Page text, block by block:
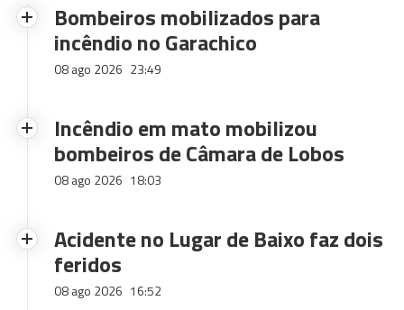
Bombeiros mobilizados para
incêndio no Garachico
08 ago 2026 23:49
Incêndio em mato mobilizou
bombeiros de Câmara de Lobos
08 ago 2026 18:03
Acidente no Lugar de Baixo faz dois
feridos
08 ago 2026 16:52